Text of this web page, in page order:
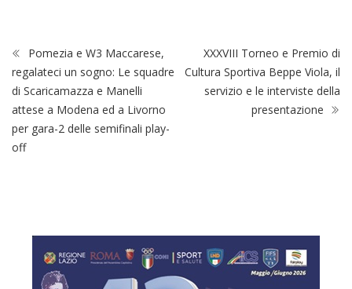
Pomezia e W3 Maccarese,
regalateci un sogno: Le squadre
di Scaricamazza e Manelli
attese a Modena ed a Livorno
per gara-2 delle semifinali play-
off
XXXVIII Torneo e Premio di
Cultura Sportiva Beppe Viola, il
servizio e le interviste della
presentazione